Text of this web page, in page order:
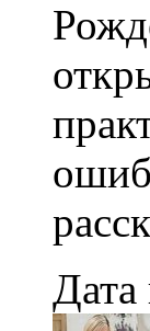
Дата